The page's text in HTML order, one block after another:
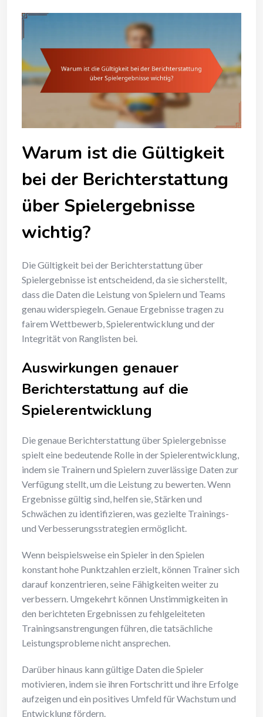
Warum ist die Gültigkeit
bei der Berichterstattung
über Spielergebnisse
wichtig?
Die Gültigkeit bei der Berichterstattung über
Spielergebnisse ist entscheidend, da sie sicherstellt,
dass die Daten die Leistung von Spielern und Teams
genau widerspiegeln. Genaue Ergebnisse tragen zu
fairem Wettbewerb, Spielerentwicklung und der
Integrität von Ranglisten bei.
Auswirkungen genauer
Berichterstattung auf die
Spielerentwicklung
Die genaue Berichterstattung über Spielergebnisse
spielt eine bedeutende Rolle in der Spielerentwicklung,
indem sie Trainern und Spielern zuverlässige Daten zur
Verfügung stellt, um die Leistung zu bewerten. Wenn
Ergebnisse gültig sind, helfen sie, Stärken und
Schwächen zu identifizieren, was gezielte Trainings-
und Verbesserungsstrategien ermöglicht.
Wenn beispielsweise ein Spieler in den Spielen
konstant hohe Punktzahlen erzielt, können Trainer sich
darauf konzentrieren, seine Fähigkeiten weiter zu
verbessern. Umgekehrt können Unstimmigkeiten in
den berichteten Ergebnissen zu fehlgeleiteten
Trainingsanstrengungen führen, die tatsächliche
Leistungsprobleme nicht ansprechen.
Darüber hinaus kann gültige Daten die Spieler
motivieren, indem sie ihren Fortschritt und ihre Erfolge
aufzeigen und ein positives Umfeld für Wachstum und
Entwicklung fördern.